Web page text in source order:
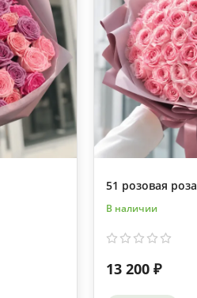
51 розовая роза
В наличии
13 200 ₽